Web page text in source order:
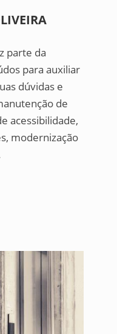
parte da
para auxiliar
dúvidas e
de
acessibilidade,
modernização